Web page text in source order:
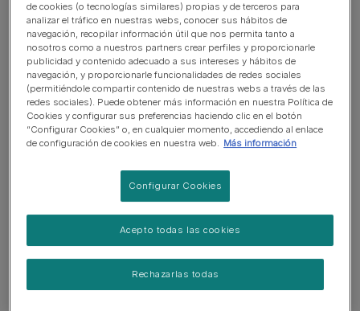
Se requiere un adiestramiento extra
Le gustan los paseos activos
Le gusta pasear una o dos horas al día
Perro mediano
Babeo mínimo
Requiere aseo una vez por semana
Perro guardián. Ladra y está alerta
Puede necesitar entrenamiento para vivir con otras
de cookies (o tecnologías similares) propias y de terceros para
analizar el tráfico en nuestras webs, conocer sus hábitos de
navegación, recopilar información útil que nos permita tanto a
nosotros como a nuestros partners crear perfiles y proporcionarle
publicidad y contenido adecuado a sus intereses y hábitos de
navegación, y proporcionarle funcionalidades de redes sociales
(permitiéndole compartir contenido de nuestras webs a través de las
redes sociales). Puede obtener más información en nuestra Política de
Cookies y configurar sus preferencias haciendo clic en el botón
“Configurar Cookies” o, en cualquier momento, accediendo al enlace
de configuración de cookies en nuestra web. Más información
Configurar Cookies
Rechazarlas todas
Acepto todas las cookies